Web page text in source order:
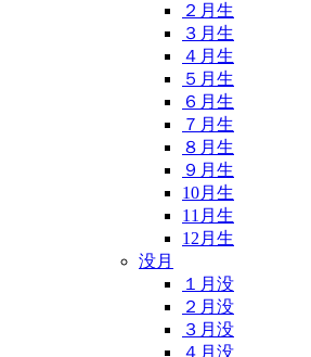
２月生
３月生
４月生
５月生
６月生
７月生
８月生
９月生
10月生
11月生
12月生
没月
１月没
２月没
３月没
４月没